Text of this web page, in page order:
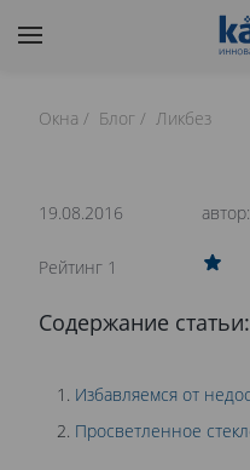
Окна Блог Ликбез
Содержание статьи:
Избавляемся от
Просветленное
19.08.2016 автор:
Рейтинг 1